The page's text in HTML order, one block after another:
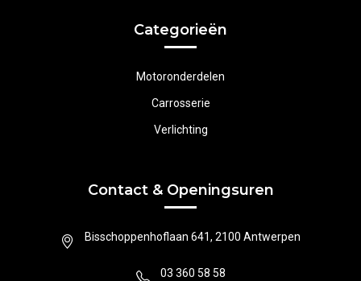
Categorieën
Motoronderdelen
Carrosserie
Verlichting
Contact & Openingsuren
Bisschoppenhoflaan 641, 2100 Antwerpen
03 360 58 58